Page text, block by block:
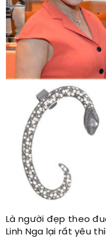
Là người đẹp theo
Linh Nga lại rất yêu